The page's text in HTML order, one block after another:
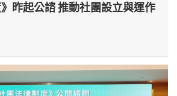
》昨起公諮 推動社團設立與運作